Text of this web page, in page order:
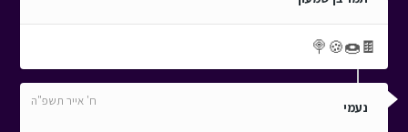
🍫🍩🍪🍭
נעמי ח' אייר תשפ"ה